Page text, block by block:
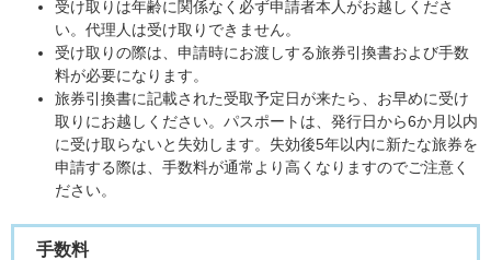
受け取りは年齢に関係なく必ず申請者本人がお越しくださ
い。代理人は受け取りできません。
受け取りの際は、申請時にお渡しする旅券引換書および手数
料が必要になります。
旅券引換書に記載された受取予定日が来たら、お早めに受け
取りにお越しください。パスポートは、発行日から6か月以内
に受け取らないと失効します。失効後5年以内に新たな旅券を
申請する際は、手数料が通常より高くなりますのでご注意く
ださい。
手数料